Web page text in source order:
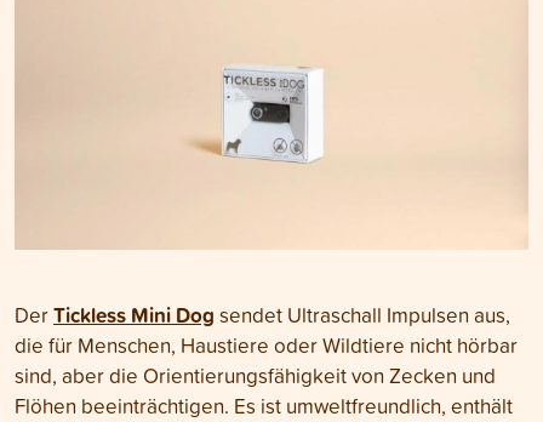
DerTickless Mini Dog sendet Ultraschall Impulsen aus,
die für Menschen, Haustiere oder Wildtiere nicht hörbar
sind, aber die Orientierungsfähigkeit von Zecken und
Flöhen beeinträchtigen. Es ist umweltfreundlich, enthält